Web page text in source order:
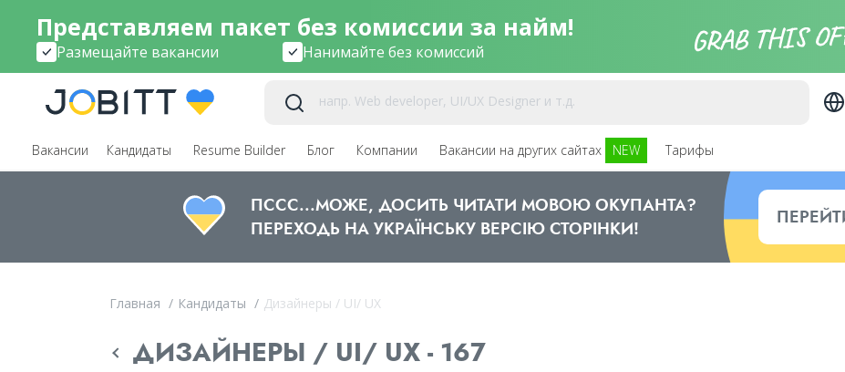
Представляем пакет без комиссии за найм!
Размещайте вакансии Нанимайте без комиссий
Вакансии Кандидаты Resume Builder Блог Компании Вакансии на других сайтах NEW Тарифы
ПССС...МОЖЕ, ДОСИТЬ ЧИТАТИ МОВОЮ ОКУПАНТА?
ПЕРЕХОДЬ НА УКРАЇНСЬКУ ВЕРСІЮ СТОРІНКИ!
Главная / Кандидаты / Дизайнеры / UI/ UX
ДИЗАЙНЕРЫ / UI/ UX - 167